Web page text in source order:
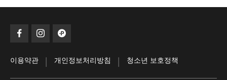
이용약관 | 개인정보처리방침 | 청소년 보호정책